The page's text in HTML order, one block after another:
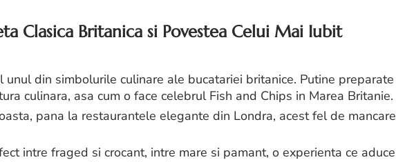
Clasica Britanica si Povestea Celui Mai Iubit
unul din simbolurile culinare ale bucatariei britanice. Putine preparate
culinara, asa cum o face celebrul Fish and Chips in Marea Britanie.
pana la restaurantele elegante din Londra, acest fel de mancare
intre fraged si crocant, intre mare si pamant, o experienta ce aduce